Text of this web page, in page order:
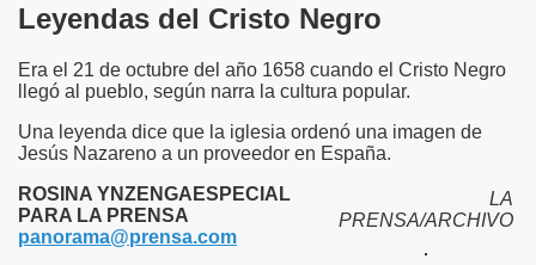
Leyendas del Cristo Negro
Era el 21 de octubre del año 1658 cuando el Cristo Negro
llegó al pueblo, según narra la cultura popular.
Una leyenda dice que la iglesia ordenó una imagen de
Jesús Nazareno a un proveedor en España.
LA
PRENSA/ARCHIVO
ROSINA YNZENGAESPECIAL
PARA LA PRENSA
panorama@prensa.com